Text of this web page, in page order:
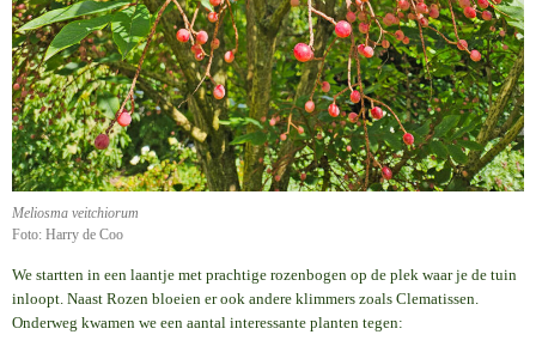
Meliosma veitchiorum
Foto: Harry de Coo
We startten in een laantje met prachtige rozenbogen op de plek waar je de tuin
inloopt. Naast Rozen bloeien er ook andere klimmers zoals Clematissen.
Onderweg kwamen we een aantal interessante planten tegen: